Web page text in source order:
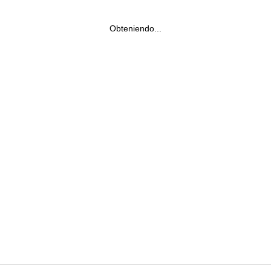
Obteniendo...